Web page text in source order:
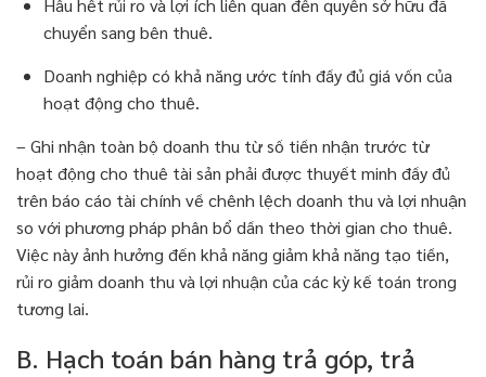
Hầu hết rủi ro và lợi ích liên quan đến quyền sở hữu đã
chuyển sang bên thuê.
Doanh nghiệp có khả năng ước tính đầy đủ giá vốn của
hoạt động cho thuê.
– Ghi nhận toàn bộ doanh thu từ số tiền nhận trước từ
hoạt động cho thuê tài sản phải được thuyết minh đầy đủ
trên báo cáo tài chính về chênh lệch doanh thu và lợi nhuận
so với phương pháp phân bổ dần theo thời gian cho thuê.
Việc này ảnh hưởng đến khả năng giảm khả năng tạo tiền,
rủi ro giảm doanh thu và lợi nhuận của các kỳ kế toán trong
tương lai.
B. Hạch toán bán hàng trả góp, trả